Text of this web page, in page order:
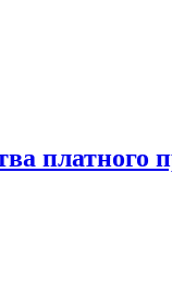
платного